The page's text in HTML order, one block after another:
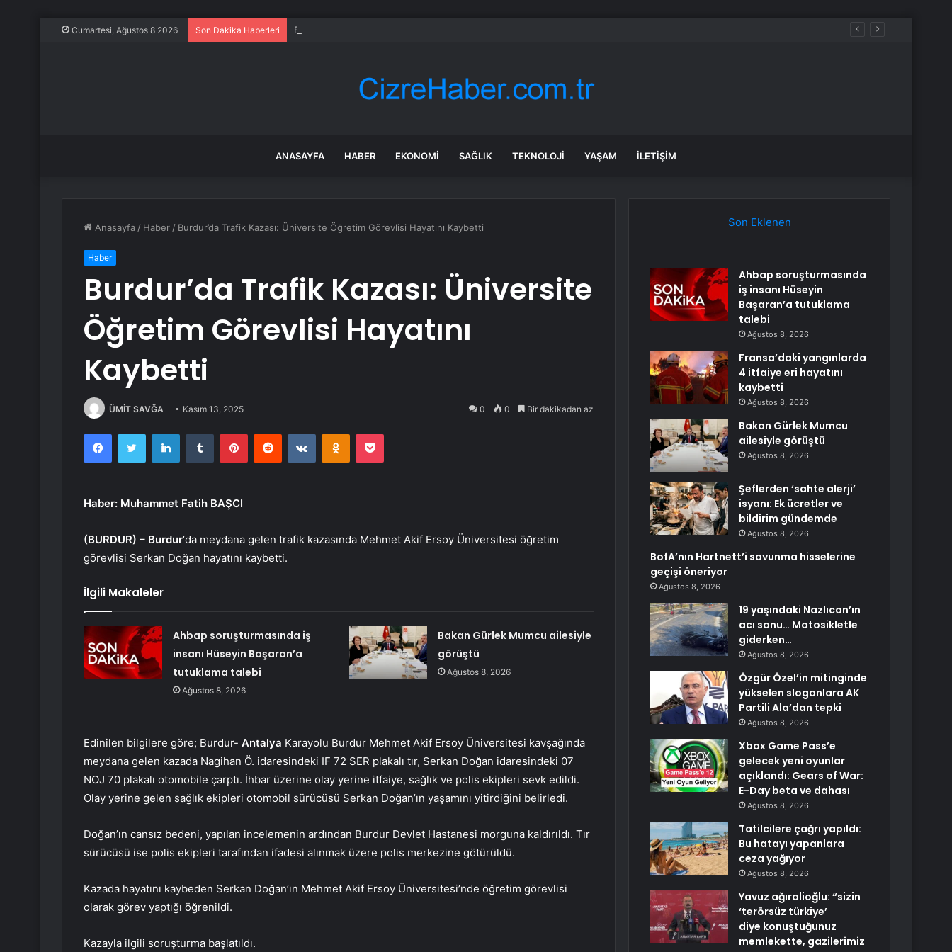
Cumartesi, Ağustos 8 2026 Son Dakika Haberleri Fransa’daki yangınlarda 4 itfaiye eri hayatını kaybetti
ANASAYFA HABER EKONOMI SAĞLIK TEKNOLOJI YAŞAM İLETIŞIM
Anasayfa / Haber / Burdur’da Trafik Kazası: Üniversite Öğretim Görevlisi Hayatını Kaybetti
Haber
Burdur’da Trafik Kazası: Üniversite
Öğretim Görevlisi Hayatını
Kaybetti
ÜMİT SAVĞA Kasım 13, 2025 0 0 Bir dakikadan az
FacebookTwitter LinkedInTumblr PinterestReddit VKontakteOdnoklassniki
Pocket
Haber: Muhammet Fatih BAŞCI
(BURDUR) – Burdur‘da meydana gelen trafik kazasında Mehmet Akif Ersoy Üniversitesi öğretim
görevlisi Serkan Doğan hayatını kaybetti.
İlgili Makaleler
Ahbap soruşturmasında iş
insanı Hüseyin Başaran’a
tutuklama talebi
Ağustos 8, 2026
Bakan Gürlek Mumcu ailesiyle
görüştü
Ağustos 8, 2026
Edinilen bilgilere göre; Burdur- Antalya Karayolu Burdur Mehmet Akif Ersoy Üniversitesi kavşağında
meydana gelen kazada Nagihan Ö. idaresindeki IF 72 SER plakalı tır, Serkan Doğan idaresindeki 07
NOJ 70 plakalı otomobile çarptı. İhbar üzerine olay yerine itfaiye, sağlık ve polis ekipleri sevk edildi.
Olay yerine gelen sağlık ekipleri otomobil sürücüsü Serkan Doğan’ın yaşamını yitirdiğini belirledi.
Doğan’ın cansız bedeni, yapılan incelemenin ardından Burdur Devlet Hastanesi morguna kaldırıldı. Tır
sürücüsü ise polis ekipleri tarafından ifadesi alınmak üzere polis merkezine götürüldü.
Kazada hayatını kaybeden Serkan Doğan’ın Mehmet Akif Ersoy Üniversitesi’nde öğretim görevlisi
olarak görev yaptığı öğrenildi.
Kazayla ilgili soruşturma başlatıldı.
Son Eklenen
Ahbap soruşturmasında
iş insanı Hüseyin
Başaran’a tutuklama
talebi
Ağustos 8, 2026
Fransa’daki yangınlarda
4 itfaiye eri hayatını
kaybetti
Ağustos 8, 2026
Bakan Gürlek Mumcu
ailesiyle görüştü
Ağustos 8, 2026
Şeflerden ‘sahte alerji’
isyanı: Ek ücretler ve
bildirim gündemde
Ağustos 8, 2026
BofA’nın Hartnett’i savunma hisselerine
geçişi öneriyor
Ağustos 8, 2026
19 yaşındaki Nazlıcan’ın
acı sonu… Motosikletle
giderken…
Ağustos 8, 2026
Özgür Özel’in mitinginde
yükselen sloganlara AK
Partili Ala’dan tepki
Ağustos 8, 2026
Xbox Game Pass’e
gelecek yeni oyunlar
açıklandı: Gears of War:
E-Day beta ve dahası
Ağustos 8, 2026
Tatilcilere çağrı yapıldı:
Bu hatayı yapanlara
ceza yağıyor
Ağustos 8, 2026
Yavuz ağıralioğlu: “sizin
‘terörsüz türkiye’
diye konuştuğunuz
memlekette, gazilerimiz